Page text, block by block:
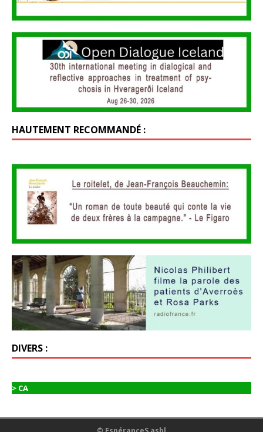
HAUTEMENT RECOMMANDÉ :
DIVERS :
> CA